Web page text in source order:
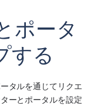
ポータ
する
タルを通じてリクエ
ーとポータルを設定